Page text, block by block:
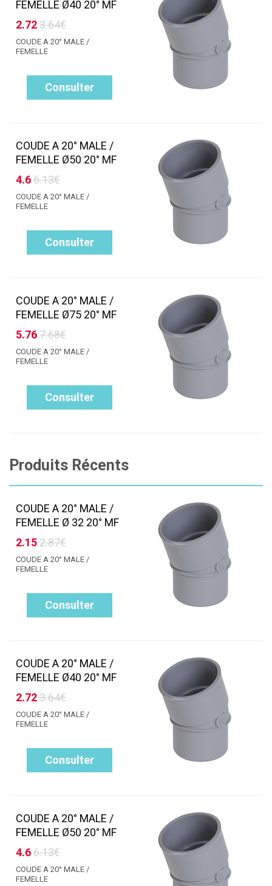
FEMELLE Ø40 20° MF
2.723.64€
COUDE A 20° MALE /
FEMELLE
Consulter
COUDE A 20° MALE /
FEMELLE Ø50 20° MF
4.66.13€
COUDE A 20° MALE /
FEMELLE
Consulter
COUDE A 20° MALE /
FEMELLE Ø75 20° MF
5.767.68€
COUDE A 20° MALE /
FEMELLE
Consulter
Produits Récents
COUDE A 20° MALE /
FEMELLE Ø 32 20° MF
2.152.87€
COUDE A 20° MALE /
FEMELLE
Consulter
COUDE A 20° MALE /
FEMELLE Ø40 20° MF
2.723.64€
COUDE A 20° MALE /
FEMELLE
Consulter
COUDE A 20° MALE /
FEMELLE Ø50 20° MF
4.66.13€
COUDE A 20° MALE /
FEMELLE